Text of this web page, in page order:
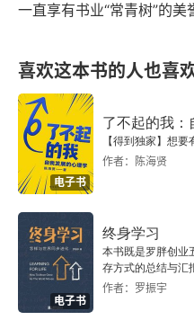
一直享有书业“常青树”的美
喜欢这本书的人也喜
电子书
了不起的我：
【得到独家】想要
作者：陈海贤
电子书
终身学习
本书既是罗胖创业
存方式的总结与汇
作者：罗振宇